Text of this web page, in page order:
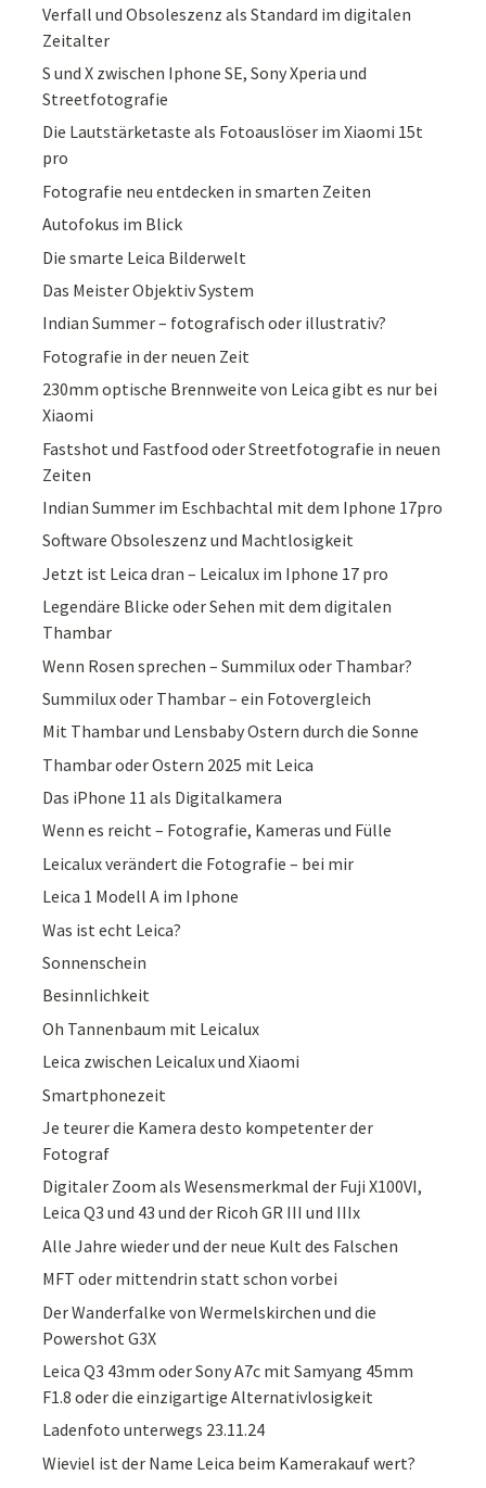
Verfall und Obsoleszenz als Standard im digitalen
Zeitalter
S und X zwischen Iphone SE, Sony Xperia und
Streetfotografie
Die Lautstärketaste als Fotoauslöser im Xiaomi 15t
pro
Fotografie neu entdecken in smarten Zeiten
Autofokus im Blick
Die smarte Leica Bilderwelt
Das Meister Objektiv System
Indian Summer – fotografisch oder illustrativ?
Fotografie in der neuen Zeit
230mm optische Brennweite von Leica gibt es nur bei
Xiaomi
Fastshot und Fastfood oder Streetfotografie in neuen
Zeiten
Indian Summer im Eschbachtal mit dem Iphone 17pro
Software Obsoleszenz und Machtlosigkeit
Jetzt ist Leica dran – Leicalux im Iphone 17 pro
Legendäre Blicke oder Sehen mit dem digitalen
Thambar
Wenn Rosen sprechen – Summilux oder Thambar?
Summilux oder Thambar – ein Fotovergleich
Mit Thambar und Lensbaby Ostern durch die Sonne
Thambar oder Ostern 2025 mit Leica
Das iPhone 11 als Digitalkamera
Wenn es reicht – Fotografie, Kameras und Fülle
Leicalux verändert die Fotografie – bei mir
Leica 1 Modell A im Iphone
Was ist echt Leica?
Sonnenschein
Besinnlichkeit
Oh Tannenbaum mit Leicalux
Leica zwischen Leicalux und Xiaomi
Smartphonezeit
Je teurer die Kamera desto kompetenter der
Fotograf
Digitaler Zoom als Wesensmerkmal der Fuji X100VI,
Leica Q3 und 43 und der Ricoh GR III und IIIx
Alle Jahre wieder und der neue Kult des Falschen
MFT oder mittendrin statt schon vorbei
Der Wanderfalke von Wermelskirchen und die
Powershot G3X
Leica Q3 43mm oder Sony A7c mit Samyang 45mm
F1.8 oder die einzigartige Alternativlosigkeit
Ladenfoto unterwegs 23.11.24
Wieviel ist der Name Leica beim Kamerakauf wert?